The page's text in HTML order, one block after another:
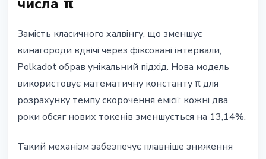
Замість класичного халвінгу, що зменшує
винагороди вдвічі через фіксовані інтервали,
Polkadot обрав унікальний підхід. Нова модель
використовує математичну константу π для
розрахунку темпу скорочення емісії: кожні два
роки обсяг нових токенів зменшується на 13,14%.
Такий механізм забезпечує плавніше зниження